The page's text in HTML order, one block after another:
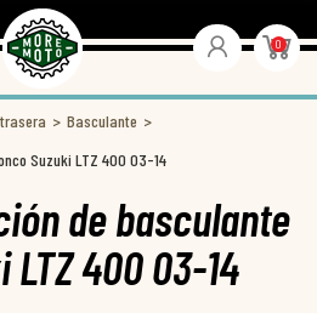
0
Basculante
Suzuki LTZ 400 03-14
de basculante
LTZ 400 03-14